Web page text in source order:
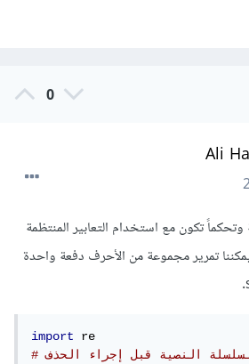
0
Ali
تكون مع استخدام التعابير المنتظمة
تمرير مجموعة من الأحرف دفعة واحدة
import
السلسلة النصية قبل إجراء الحذف